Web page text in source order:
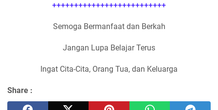
++++++++++++++++++++++++++
Semoga Bermanfaat dan Berkah
Jangan Lupa Belajar Terus
Ingat Cita-Cita, Orang Tua, dan Keluarga
Share :